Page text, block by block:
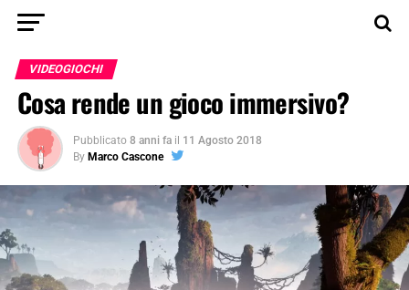
VIDEOGIOCHI
Cosa rende un gioco immersivo?
Pubblicato 8 anni fa il 11 Agosto 2018
By Marco Cascone